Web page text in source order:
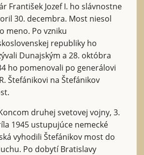
František Jozef I. ho slávnostne
30. decembra. Most niesol
meno. Po vzniku
republiky ho
Dunajským a 28. októbra
ho pomenovali po generálovi
Štefánikovi na Štefánikov
druhej svetovej vojny, 3.
1945 ustupujúce nemecké
vyhodili Štefánikov most do
Po dobytí Bratislavy